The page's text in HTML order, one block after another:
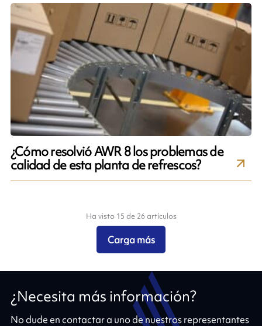
¿Cómo resolvió AWR 8 los problemas de
calidad de esta planta de refrescos?
Ha visto 15 de 26 artículos
Carga más
¿Necesita más información?
No dude en contactar a uno de nuestros representantes